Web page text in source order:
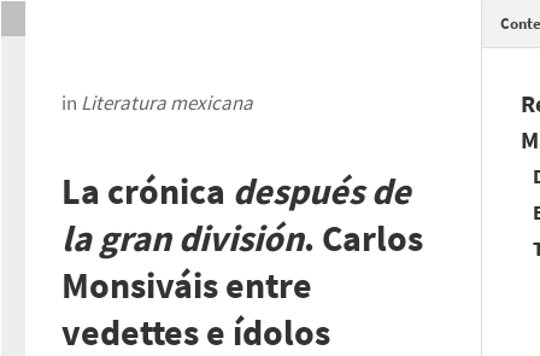
in Literatura mexicana
La crónica después de
la gran división. Carlos
Monsiváis entre
vedettes e ídolos